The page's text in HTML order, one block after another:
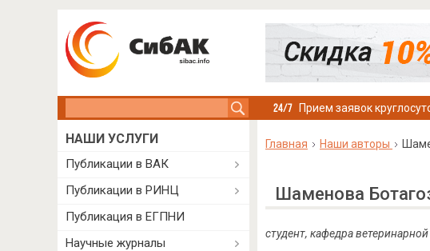
Прием заявок
Главная Наши авторы
Шаменова
студент, кафедра
НАШИ УСЛУГИ
Публикации в ВАК
Публикации в РИНЦ
Публикация в ЕГПНИ
Научные журналы